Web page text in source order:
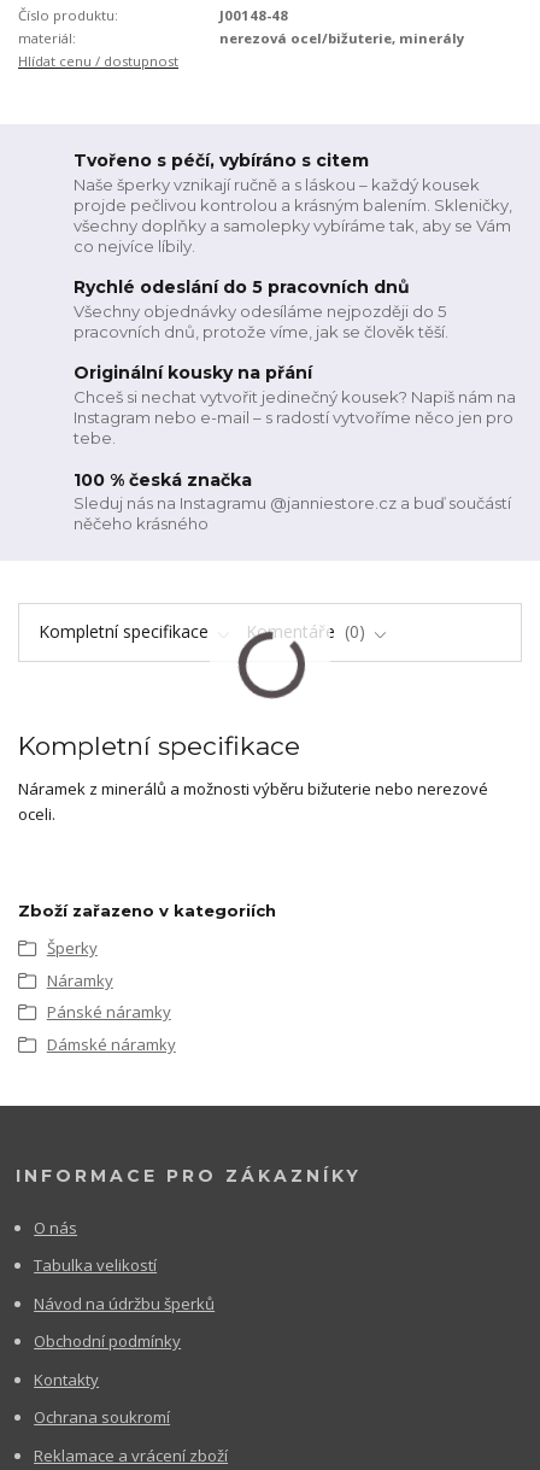
Číslo produktu:
J00148-48
materiál:
nerezová ocel/bižuterie, minerály
Hlídat cenu / dostupnost
Tvořeno s péčí, vybíráno s citem
Naše šperky vznikají ručně a s láskou – každý kousek
projde pečlivou kontrolou a krásným balením. Skleničky,
všechny doplňky a samolepky vybíráme tak, aby se Vám
co nejvíce líbily.
Rychlé odeslání do 5 pracovních dnů
Všechny objednávky odesíláme nejpozději do 5
pracovních dnů, protože víme, jak se člověk těší.
Originální kousky na přání
Chceš si nechat vytvořit jedinečný kousek? Napiš nám na
Instagram nebo e-mail – s radostí vytvoříme něco jen pro
tebe.
100 % česká značka
Sleduj nás na Instagramu @janniestore.cz a buď součástí
něčeho krásného
Kompletní specifikace Komentáře 0
Kompletní specifikace
Náramek z minerálů a možnosti výběru bižuterie nebo nerezové
oceli.
Zboží zařazeno v kategoriích
Šperky
Náramky
Pánské náramky
Dámské náramky
INFORMACE PRO ZÁKAZNÍKY
O nás
Tabulka velikostí
Návod na údržbu šperků
Obchodní podmínky
Kontakty
Ochrana soukromí
Reklamace a vrácení zboží